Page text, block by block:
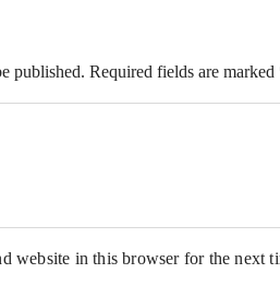
published. Required fields are marked
website in this browser for the next